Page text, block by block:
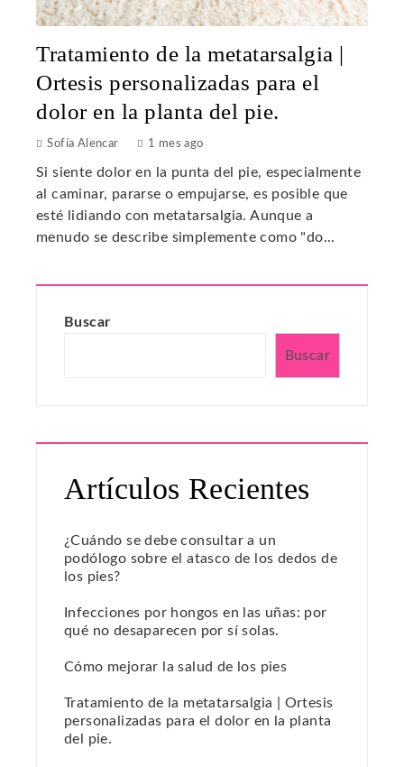
Tratamiento de la metatarsalgia |
Ortesis personalizadas para el
dolor en la planta del pie.
Sofía Alencar 1 mes ago
Si siente dolor en la punta del pie, especialmente
al caminar, pararse o empujarse, es posible que
esté lidiando con metatarsalgia. Aunque a
menudo se describe simplemente como "do...
Buscar
Buscar
Artículos Recientes
¿Cuándo se debe consultar a un
podólogo sobre el atasco de los dedos de
los pies?
Infecciones por hongos en las uñas: por
qué no desaparecen por sí solas.
Cómo mejorar la salud de los pies
Tratamiento de la metatarsalgia | Ortesis
personalizadas para el dolor en la planta
del pie.